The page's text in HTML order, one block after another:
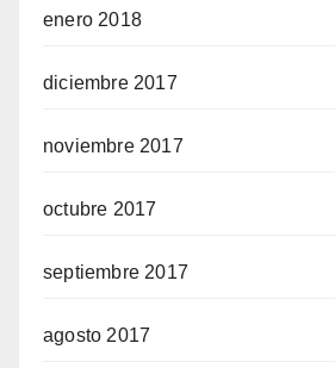
enero 2018
diciembre 2017
noviembre 2017
octubre 2017
septiembre 2017
agosto 2017